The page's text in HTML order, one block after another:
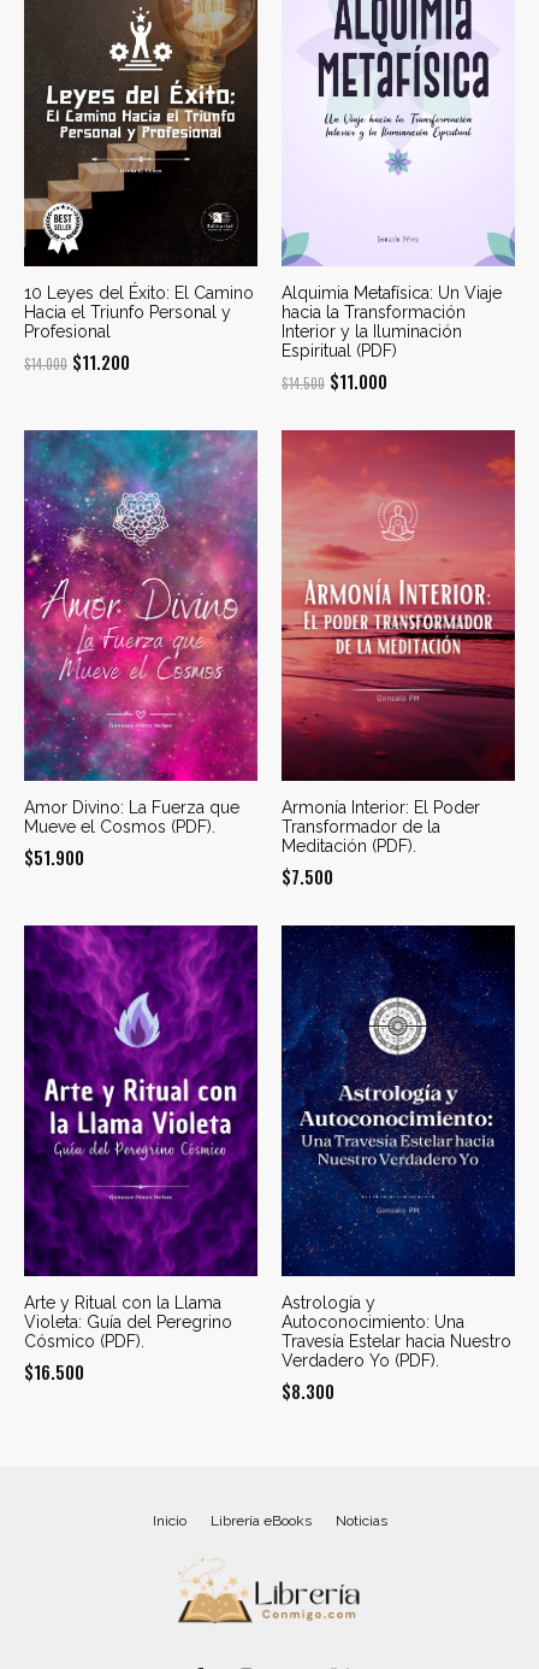
10 Leyes del Éxito: El Camino
Hacia el Triunfo Personal y
Profesional
$14.000 El
era:
$14.000.
$11.200
es:
$11.200.
Alquimia Metafísica: Un Viaje
hacia la Transformación
Interior y la Iluminación
Espiritual (PDF)
$14.500 El
original
$14.500.
$11.000
actual
$11.000.
Amor Divino: La Fuerza que
Mueve el Cosmos (PDF).
$51.900
Armonía Interior: El Poder
Transformador de la
Meditación (PDF).
$7.500
Arte y Ritual con la Llama
Violeta: Guía del Peregrino
Cósmico (PDF).
$16.500
Astrología y
Autoconocimiento: Una
Travesía Estelar hacia Nuestro
Verdadero Yo (PDF).
$8.300
Inicio Librería eBooks Noticias